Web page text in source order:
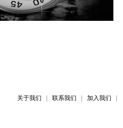
关于我们 联系我们 加入我们